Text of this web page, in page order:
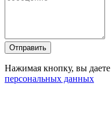
Отправить
Нажимая кнопку, вы даете
персональных данных